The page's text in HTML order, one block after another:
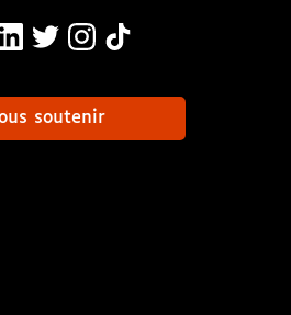
Sur Facebook (nouvelle
MonaLira Sur Linkedin
MonaLira Sur Twitter
MonaLira Sur
soutenir